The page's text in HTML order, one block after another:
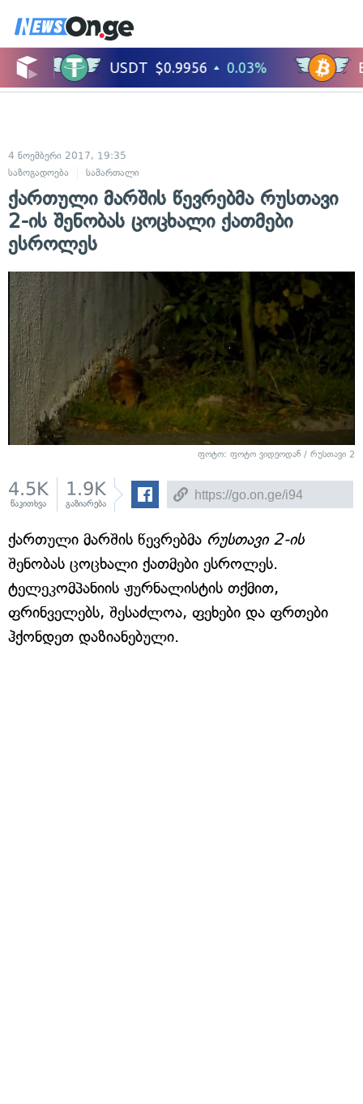
4 ნოემბერი 2017, 19:35
საზოგადოება
სამართალი
ქართული მარშის წევრებმა რუსთავი
2-ის შენობას ცოცხალი ქათმები
ესროლეს
ფოტო: ფოტო ვიდეოდან / რუსთავი 2
4.5K
წაკითხვა
1.9K
გაზიარება
ქართული მარშის წევრებმა რუსთავი 2-ის
შენობას ცოცხალი ქათმები ესროლეს.
ტელეკომპანიის ჟურნალისტის თქმით,
ფრინველებს, შესაძლოა, ფეხები და ფრთები
ჰქონდეთ დაზიანებული.